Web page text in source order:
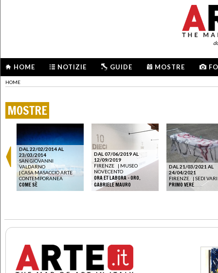
HOME NOTIZIE GUIDE MOSTRE
HOME
MOSTRE
DAL 22/02/2014 AL
23/03/2014
SAN GIOVANNI
VALDARNO
| CASA MASACCIO ARTE
CONTEMPORANEA
COME SÈ
DAL 07/06/2019 AL
12/09/2019
FIRENZE
| MUSEO
NOVECENTO
ORA ET LABORA - ORO.
GABRIELE MAURO
DAL 21/03/2021 AL
24/04/2021
FIRENZE | SEDI
PRIMO VERE